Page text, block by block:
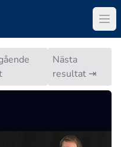
Nästa
resultat ⇥